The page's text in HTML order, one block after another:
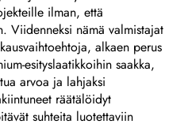
ilman, että
Viidenneksi nämä valmistajat
alkaen perus
esityslaatikkoihin saakka,
arvoa ja lahjaksi
räätälöidyt
suhteita luotettaviin